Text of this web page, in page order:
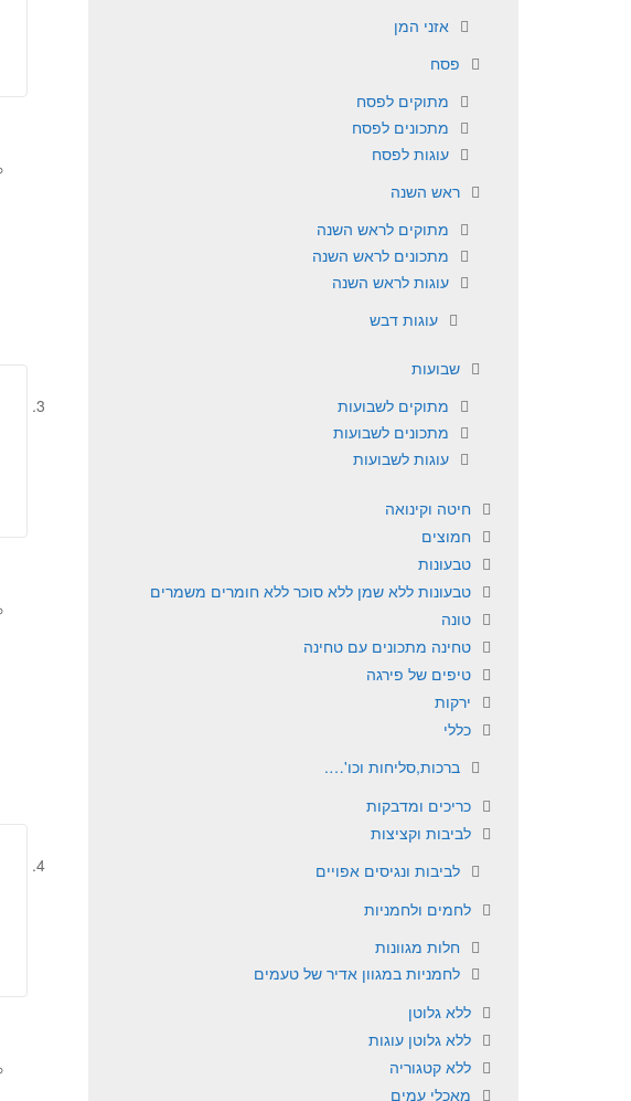
אזני המן
פסח
מתוקים לפסח
מתכונים לפסח
עוגות לפסח
ראש השנה
מתוקים לראש השנה
מתכונים לראש השנה
עוגות לראש השנה
עוגות דבש
שבועות
מתוקים לשבועות
מתכונים לשבועות
עוגות לשבועות
חיטה וקינואה
חמוצים
טבעונות
טבעונות ללא שמן ללא סוכר ללא חומרים משמרים
טונה
טחינה מתכונים עם טחינה
טיפים של פירגה
ירקות
כללי
ברכות,סליחות וכו'….
כריכים ומדבקות
לביבות וקציצות
לביבות ונגיסים אפויים
לחמים ולחמניות
חלות מגוונות
לחמניות במגוון אדיר של טעמים
ללא גלוטן
ללא גלוטן עוגות
ללא קטגוריה
מאכלי עמים